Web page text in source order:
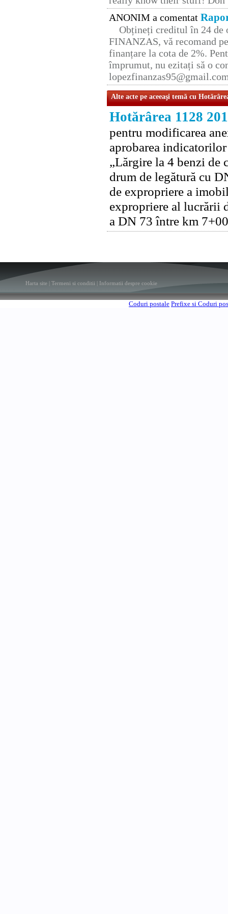
ANONIM a comentat
Obțineți creditul în 24 de
FINANZAS, vă recomand
finanțare la cota de 2%.
împrumut, nu ezitați să o
Alte acte pe aceeaşi temă cu
Hotărârea 1128
pentru modificarea
aprobarea
„Lărgire la 4 benzi de
drum de legătură cu
de expropriere a
expropriere al lucrării
a DN 73 între km
Harta site Termeni si conditii Informatii despre cookie
Coduri postale Prefixe si Coduri